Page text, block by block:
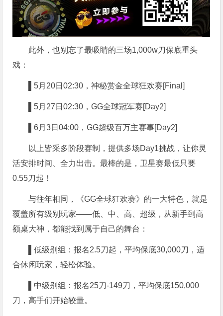
此外，也别忘了最吸睛的三场1,000w刀保底重头
戏：
▌5月20日02:30，神秘赏金全球狂欢赛[Final]
▌5月27日02:30，GG全球冠军赛[Day2]
▌6月3日04:00，GG超级百万主赛事[Day2]
以上皆采多阶段赛制，提供多场Day1挑战，让你灵
活安排时间、全力出击。最棒的是，卫星赛最低只要
0.55刀起！
与往年相同，《GG全球狂欢赛》的一大特色，就是
覆盖所有级别玩家——低、中、高、超级，从新手到高
额桌大神，都能找到属于自己的舞台：
▌低级别组：报名2.5刀起，平均保底30,000刀，适
合休闲玩家，轻松体验。
▌中级别组：报名25刀-149刀，平均保底150,000
刀，高手们开始较量。